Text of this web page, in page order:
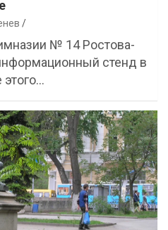
№ 14 Ростова-
стенд в
этого…